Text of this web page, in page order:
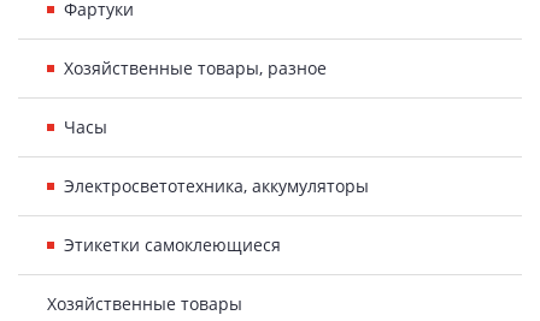
Фартуки
Хозяйственные товары, разное
Часы
Электросветотехника, аккумуляторы
Этикетки самоклеющиеся
Хозяйственные товары